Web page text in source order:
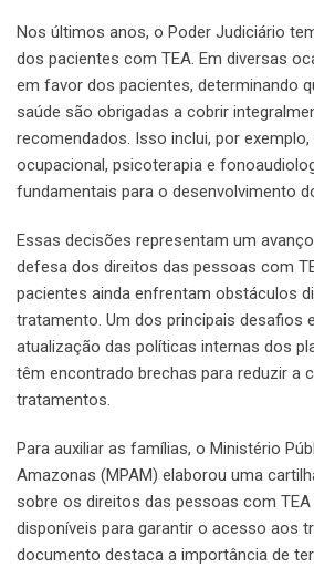
Nos últimos anos, o Poder Judiciário
dos pacientes com TEA. Em diversas
em favor dos pacientes, determinando
saúde são obrigadas a cobrir
recomendados. Isso inclui, por
ocupacional, psicoterapia e
fundamentais para o desenvolvimento
Essas decisões representam um
defesa dos direitos das pessoas com
pacientes ainda enfrentam obstáculos
tratamento. Um dos principais desafios
atualização das políticas internas dos
têm encontrado brechas para reduzir a
tratamentos.
Para auxiliar as famílias, o Ministério
Amazonas (MPAM) elaborou uma
sobre os direitos das pessoas com
disponíveis para garantir o acesso aos
documento destaca a importância de